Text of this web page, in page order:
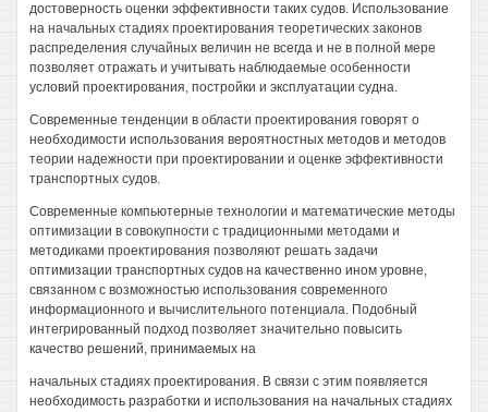
достоверность оценки эффективности таких судов. Использование
на начальных стадиях проектирования теоретических законов
распределения случайных величин не всегда и не в полной мере
позволяет отражать и учитывать наблюдаемые особенности
условий проектирования, постройки и эксплуатации судна.
Современные тенденции в области проектирования говорят о
необходимости использования вероятностных методов и методов
теории надежности при проектировании и оценке эффективности
транспортных судов.
Современные компьютерные технологии и математические методы
оптимизации в совокупности с традиционными методами и
методиками проектирования позволяют решать задачи
оптимизации транспортных судов на качественно ином уровне,
связанном с возможностью использования современного
информационного и вычислительного потенциала. Подобный
интегрированный подход позволяет значительно повысить
качество решений, принимаемых на
начальных стадиях проектирования. В связи с этим появляется
необходимость разработки и использования на начальных стадиях